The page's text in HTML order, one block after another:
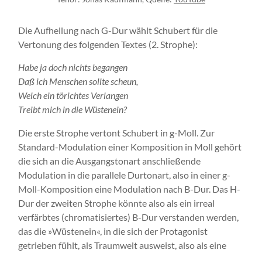
Die Aufhellung nach G-Dur wählt Schubert für die
Vertonung des folgenden Textes (2. Strophe):
Habe ja doch nichts begangen
Daß ich Menschen sollte scheun,
Welch ein törichtes Verlangen
Treibt mich in die Wüstenein?
Die erste Strophe vertont Schubert in g-Moll. Zur
Standard-Modulation einer Komposition in Moll gehört
die sich an die Ausgangstonart anschließende
Modulation in die parallele Durtonart, also in einer g-
Moll-Komposition eine Modulation nach B-Dur. Das H-
Dur der zweiten Strophe könnte also als ein irreal
verfärbtes (chromatisiertes) B-Dur verstanden werden,
das die »Wüstenein«, in die sich der Protagonist
getrieben fühlt, als Traumwelt ausweist, also als eine